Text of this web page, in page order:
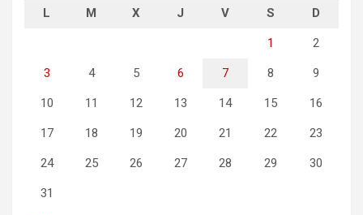
L M X J V S D
1 2
3 4 5 6 7 8 9
10 11 12 13 14 15 16
17 18 19 20 21 22 23
24 25 26 27 28 29 30
31